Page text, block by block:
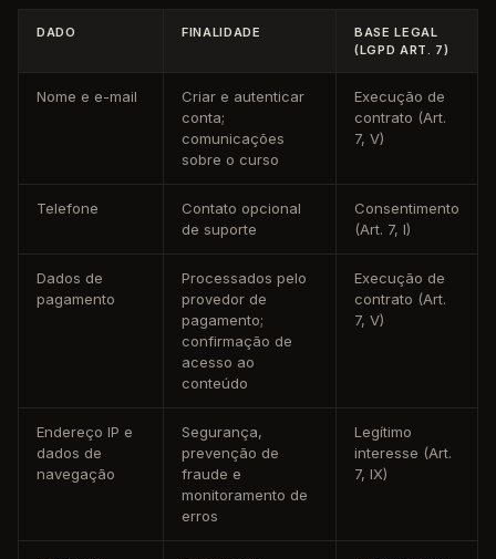
DADO FINALIDADE
BASE LEGAL
(LGPD ART. 7)
Nome e e-mail
Criar e autenticar
conta;
comunicações
sobre o curso
Execução de
contrato (Art.
7, V)
Telefone
Contato opcional
de suporte
Consentimento
(Art. 7, I)
Dados de
pagamento
Processados pelo
provedor de
pagamento;
confirmação de
acesso ao
conteúdo
Execução de
contrato (Art.
7, V)
Endereço IP e
dados de
navegação
Segurança,
prevenção de
fraude e
monitoramento de
erros
Legítimo
interesse (Art.
7, IX)